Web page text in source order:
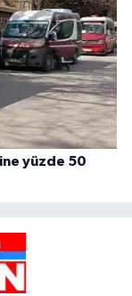
yüzde 50